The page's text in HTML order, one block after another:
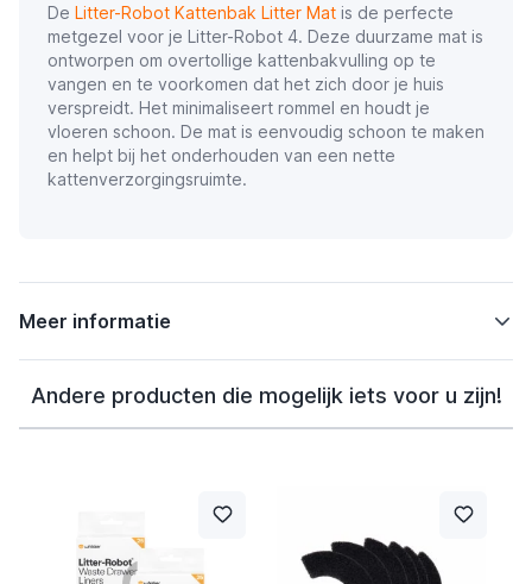
De Litter-Robot Kattenbak Litter Mat is de perfecte
metgezel voor je Litter-Robot 4. Deze duurzame mat is
ontworpen om overtollige kattenbakvulling op te
vangen en te voorkomen dat het zich door je huis
verspreidt. Het minimaliseert rommel en houdt je
vloeren schoon. De mat is eenvoudig schoon te maken
en helpt bij het onderhouden van een nette
kattenverzorgingsruimte.
Meer informatie
Andere producten die mogelijk iets voor u zijn!